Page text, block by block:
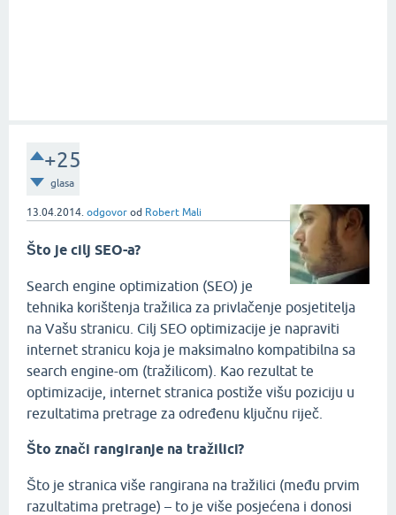
+25
glasa
13.04.2014. odgovor od Robert Mali
Što je cilj SEO-a?
Search engine optimization (SEO) je
tehnika korištenja tražilica za privlačenje posjetitelja
na Vašu stranicu. Cilj SEO optimizacije je napraviti
internet stranicu koja je maksimalno kompatibilna sa
search engine-om (tražilicom). Kao rezultat te
optimizacije, internet stranica postiže višu poziciju u
rezultatima pretrage za određenu ključnu riječ.
Što znači rangiranje na tražilici?
Što je stranica više rangirana na tražilici (među prvim
razultatima pretrage) – to je više posjećena i donosi